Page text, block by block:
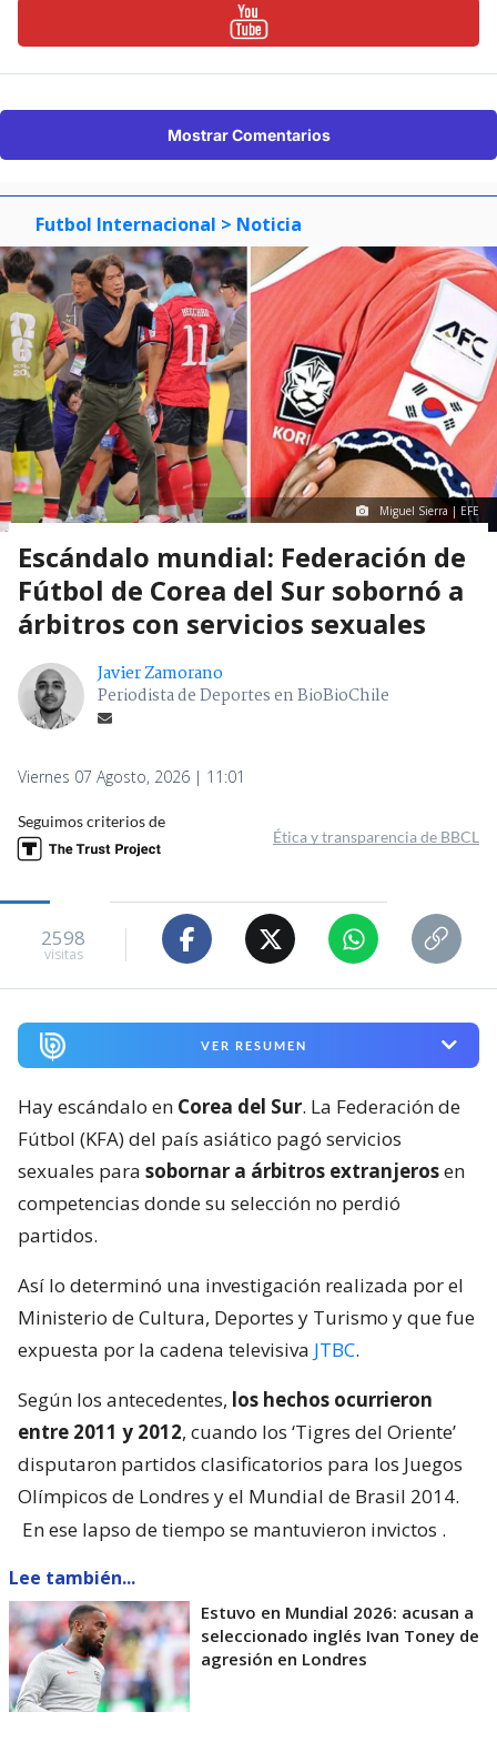
Mostrar Comentarios
Futbol Internacional > Noticia
Miguel Sierra | EFE
Escándalo mundial: Federación de
Fútbol de Corea del Sur sobornó a
árbitros con servicios sexuales
Javier Zamorano
Periodista de Deportes en BioBioChile
Viernes 07 Agosto, 2026 | 11:01
Seguimos criterios de
Ética y transparencia de BBCL
2598
visitas
VER RESUMEN
Hay escándalo en Corea del Sur. La Federación de
Fútbol (KFA) del país asiático pagó servicios
sexuales para sobornar a árbitros extranjerosen
competencias donde su selección no perdió
partidos.
Así lo determinó una investigación realizada por el
Ministerio de Cultura, Deportes y Turismo y que fue
expuesta por la cadena televisiva JTBC.
Según los antecedentes, los hechos ocurrieron
entre 2011 y 2012, cuando los ‘Tigres del Oriente’
disputaron partidos clasificatorios para los Juegos
Olímpicos de Londres y el Mundial de Brasil 2014.
En ese lapso de tiempo se mantuvieron invictos .
Lee también...
Estuvo en Mundial 2026: acusan a
seleccionado inglés Ivan Toney de
agresión en Londres